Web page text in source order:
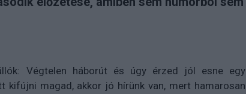
Végtelen háborút és úgy érzed jól esne egy
kifújni magad, akkor jó hírünk van, mert hamarosan